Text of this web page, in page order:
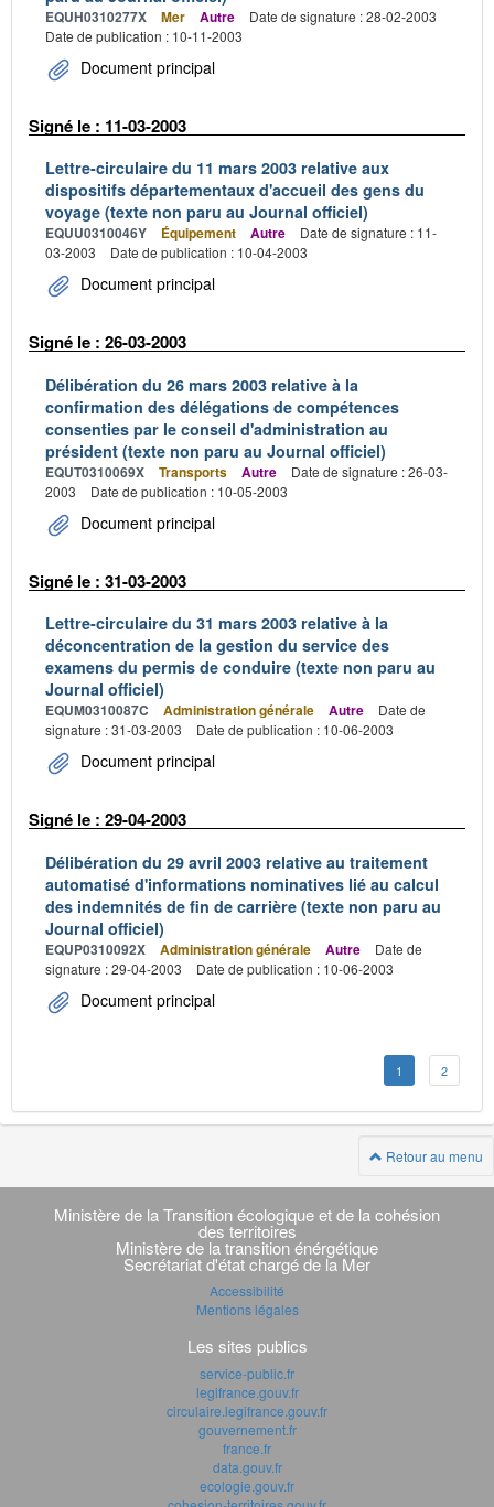
EQUH0310277X Mer Autre
Date de signature : 28-02-2003
Date de publication : 10-11-2003
Document principal
Signé le : 11-03-2003
Lettre-circulaire du 11 mars 2003 relative aux
dispositifs départementaux d'accueil des gens du
voyage (texte non paru au Journal officiel)
EQUU0310046Y Équipement Autre
Date de signature : 11-
03-2003
Date de publication : 10-04-2003
Document principal
Signé le : 26-03-2003
Délibération du 26 mars 2003 relative à la
confirmation des délégations de compétences
consenties par le conseil d'administration au
président (texte non paru au Journal officiel)
EQUT0310069X Transports Autre
Date de signature : 26-03-
2003
Date de publication : 10-05-2003
Document principal
Signé le : 31-03-2003
Lettre-circulaire du 31 mars 2003 relative à la
déconcentration de la gestion du service des
examens du permis de conduire (texte non paru au
Journal officiel)
EQUM0310087C Administration générale Autre
Date de
signature : 31-03-2003
Date de publication : 10-06-2003
Document principal
Signé le : 29-04-2003
Délibération du 29 avril 2003 relative au traitement
automatisé d'informations nominatives lié au calcul
des indemnités de fin de carrière (texte non paru au
Journal officiel)
EQUP0310092X Administration générale Autre
Date de
signature : 29-04-2003
Date de publication : 10-06-2003
Document principal
1 2
Retour au menu
Navigation
transverse
Ministère de la Transition écologique et de la cohésion
des territoires
Ministère de la transition énérgétique
Secrétariat d'état chargé de la Mer
Accessibilité
Mentions légales
Les sites publics
service-public.fr
legifrance.gouv.fr
circulaire.legifrance.gouv.fr
gouvernement.fr
france.fr
data.gouv.fr
ecologie.gouv.fr